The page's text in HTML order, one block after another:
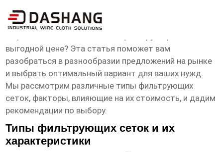
высокое ксчество сетка фильтра цена
выгодной цене? Эта статья поможет вам
разобраться в разнообразии предложений на рынке
и выбрать оптимальный вариант для ваших нужд.
Мы рассмотрим различные типы фильтрующих
сеток, факторы, влияющие на их стоимость, и дадим
рекомендации по выбору.
Типы фильтрующих сеток и их
характеристики